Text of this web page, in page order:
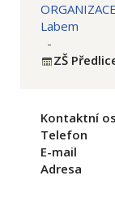
Labem
-
ZŠ
Kontaktní
Telefon
E-mail
Adresa